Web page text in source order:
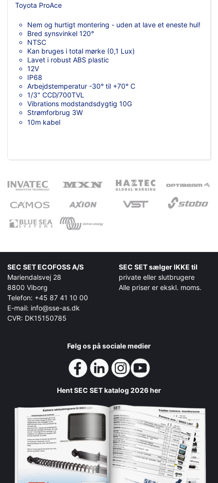
Toyota ProAce
Nem og hurtigt montering - uden at lave et eneste hul!
Bred synsvinkel 120°
NTSC
Kan bruges i total mørke (0,1 Lux)
Lavet i robust ABS plastic
12V
IP68
Arbejdstemperatur -30° til +70° C
1/3" CCD/700TVL
Vibrations modstandsdygtig 10G
Strømforbrug 3W
10m kabel
SEC SET ECOFOSS A/S
Mariendalsvej 28
8800 Viborg
Telefon: +45 87 41 10 00
E-mail: info@sse-as.dk
CVR: DK15150785
SEC SET sælger IKKE til
private eller slutbrugere
Alle priser er ekskl. moms.
Følg os på sociale medier
Hent SEC SET katalog 2026 her